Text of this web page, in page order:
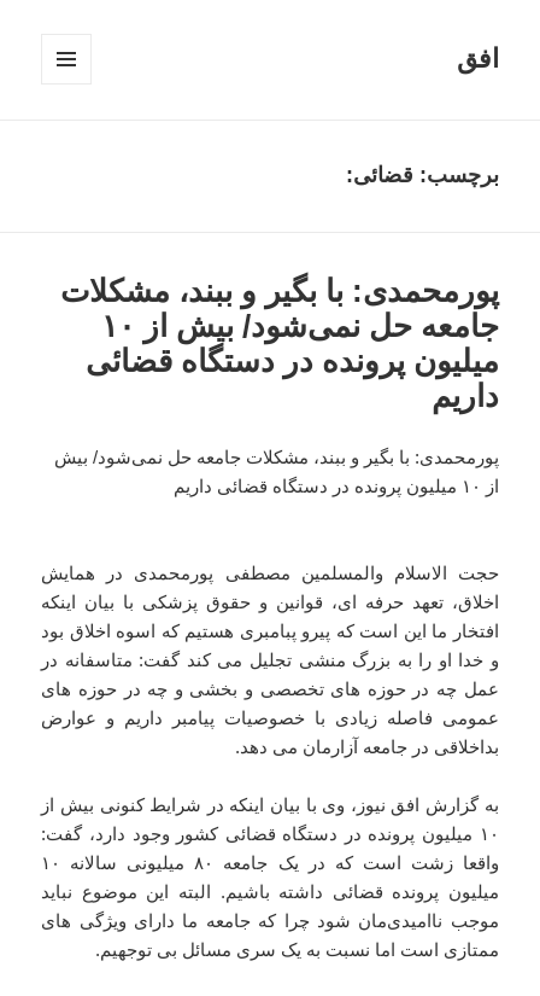
افق
برچسب: قضائی:
پورمحمدی: با بگیر و ببند، مشکلات
جامعه حل نمی‌شود/ بیش از ۱۰
میلیون پرونده در دستگاه قضائی
داریم
پورمحمدی: با بگیر و ببند، مشکلات جامعه حل نمی‌شود/ بیش
از ۱۰ میلیون پرونده در دستگاه قضائی داریم
حجت الاسلام والمسلمین مصطفی پورمحمدی در همایش
اخلاق، تعهد حرفه ای، قوانین و حقوق پزشکی با بیان اینکه
افتخار ما این است که پیرو پبامبری هستیم که اسوه اخلاق بود
و خدا او را به بزرگ منشی تجلیل می کند گفت: متاسفانه در
عمل چه در حوزه های تخصصی و بخشی و چه در حوزه های
عمومی فاصله زیادی با خصوصیات پیامبر داریم و عوارض
بداخلاقی در جامعه آزارمان می دهد.
به گزارش افق نیوز، وی با بیان اینکه در شرایط کنونی بیش از
۱۰ میلیون پرونده در دستگاه قضائی کشور وجود دارد، گفت:
واقعا زشت است که در یک جامعه ۸۰ میلیونی سالانه ۱۰
میلیون پرونده قضائی داشته باشیم. البته این موضوع نباید
موجب ناامیدی‌مان شود چرا که جامعه ما دارای ویژگی های
ممتازی است اما نسبت به یک سری مسائل بی توجهیم.